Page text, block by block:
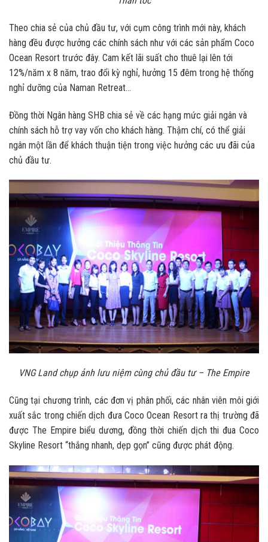
Theo chia sẻ của chủ đầu tư, với cụm công trình mới này, khách
hàng đều được hưởng các chính sách như với các sản phẩm Coco
Ocean Resort trước đây. Cam kết lãi suất cho thuê lại lên tới
12%/năm x 8 năm, trao đổi kỳ nghỉ, hưởng 15 đêm trong hệ thống
nghỉ dưỡng của Naman Retreat…
Đồng thời Ngân hàng SHB chia sẻ về các hạng mức giải ngân và
chính sách hỗ trợ vay vốn cho khách hàng. Thậm chí, có thể giải
ngân một lần để khách thuận tiện trong việc hưởng các ưu đãi của
chủ đầu tư.
VNG Land chụp ảnh lưu niệm cùng chủ đầu tư – The Empire
Cũng tại chương trình, các đơn vị phân phối, các nhân viên môi giới
xuất sắc trong chiến dịch đưa Coco Ocean Resort ra thị trường đã
được The Empire biểu dương, đồng thời chiến dịch thi đua Coco
Skyline Resort “thắng nhanh, dẹp gọn” cũng được phát động.